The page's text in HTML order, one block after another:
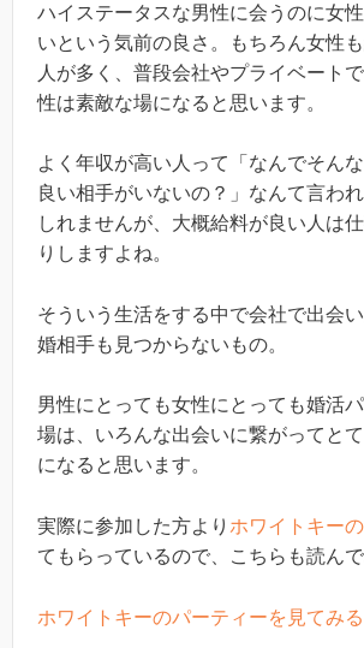
ハイステータスな男性に会うのに女
いという気前の良さ。もちろん女性
人が多く、普段会社やプライベート
性は素敵な場になると思います。
よく年収が高い人って「なんでそん
良い相手がいないの？」なんて言わ
しれませんが、大概給料が良い人は
りしますよね。
そういう生活をする中で会社で出会
婚相手も見つからないもの。
男性にとっても女性にとっても婚活
場は、いろんな出会いに繋がってと
になると思います。
実際に参加した方より ホワイトキー
てもらっているので、こちらも読んで
ホワイトキーのパーティーを見てみる